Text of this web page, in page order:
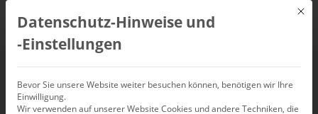
Meet the Experts –
Mit
Datenschutz-Hinweise und
‑Einstellungen
Bevor Sie unsere Website weiter besuchen können, benötigen wir Ihre
Einwilligung.
Wir verwenden auf unserer Website Cookies und andere Techniken, die